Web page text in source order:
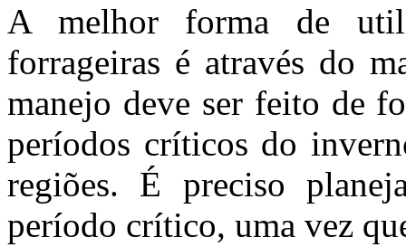
A melhor forma de
forrageiras é através do
manejo deve ser feito de
períodos críticos do
regiões. É preciso
período crítico, uma vez